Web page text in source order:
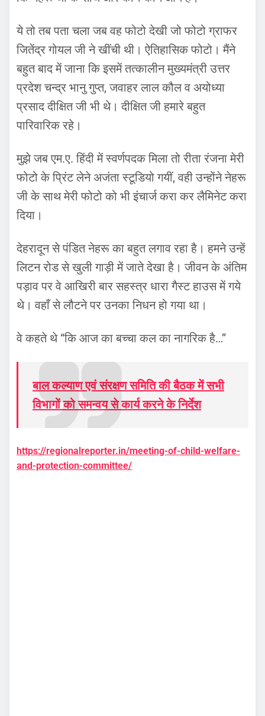
ये तो तब पता चला जब वह फोटो देखी जो फोटो ग्राफर
जितेंद्र गोयल जी ने खींची थी। ऐतिहासिक फोटो। मैंने
बहुत बाद में जाना कि इसमें तत्कालीन मुख्यमंत्री उत्तर
प्रदेश चन्द्र भानु गुप्त, जवाहर लाल कौल व अयोध्या
प्रसाद दीक्षित जी भी थे। दीक्षित जी हमारे बहुत
पारिवारिक रहे।
मुझे जब एम.ए. हिंदी में स्वर्णपदक मिला तो रीता रंजना मेरी
फोटो के प्रिंट लेने अजंता स्टूडियो गयीं, वही उन्होंने नेहरू
जी के साथ मेरी फोटो को भी इंचार्ज करा कर लैमिनेट करा
दिया।
देहरादून से पंडित नेहरू का बहुत लगाव रहा है। हमने उन्हें
लिटन रोड से खुली गाड़ी में जाते देखा है। जीवन के अंतिम
पड़ाव पर वे आखिरी बार सहस्त्र धारा गैस्ट हाउस में गये
थे। वहाँ से लौटने पर उनका निधन हो गया था।
वे कहते थे “कि आज का बच्चा कल का नागरिक है…”
बाल कल्याण एवं संरक्षण समिति की बैठक में सभी
विभागों को समन्वय से कार्य करने के निर्देश
https://regionalreporter.in/meeting-of-child-welfare-
and-protection-committee/